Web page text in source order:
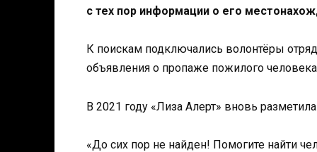
с тех пор информации о его
К поискам подключались волонтёры
объявления о пропаже пожилого
В 2021 году «Лиза Алерт» вновь
«До сих пор не найден! Помогите найти